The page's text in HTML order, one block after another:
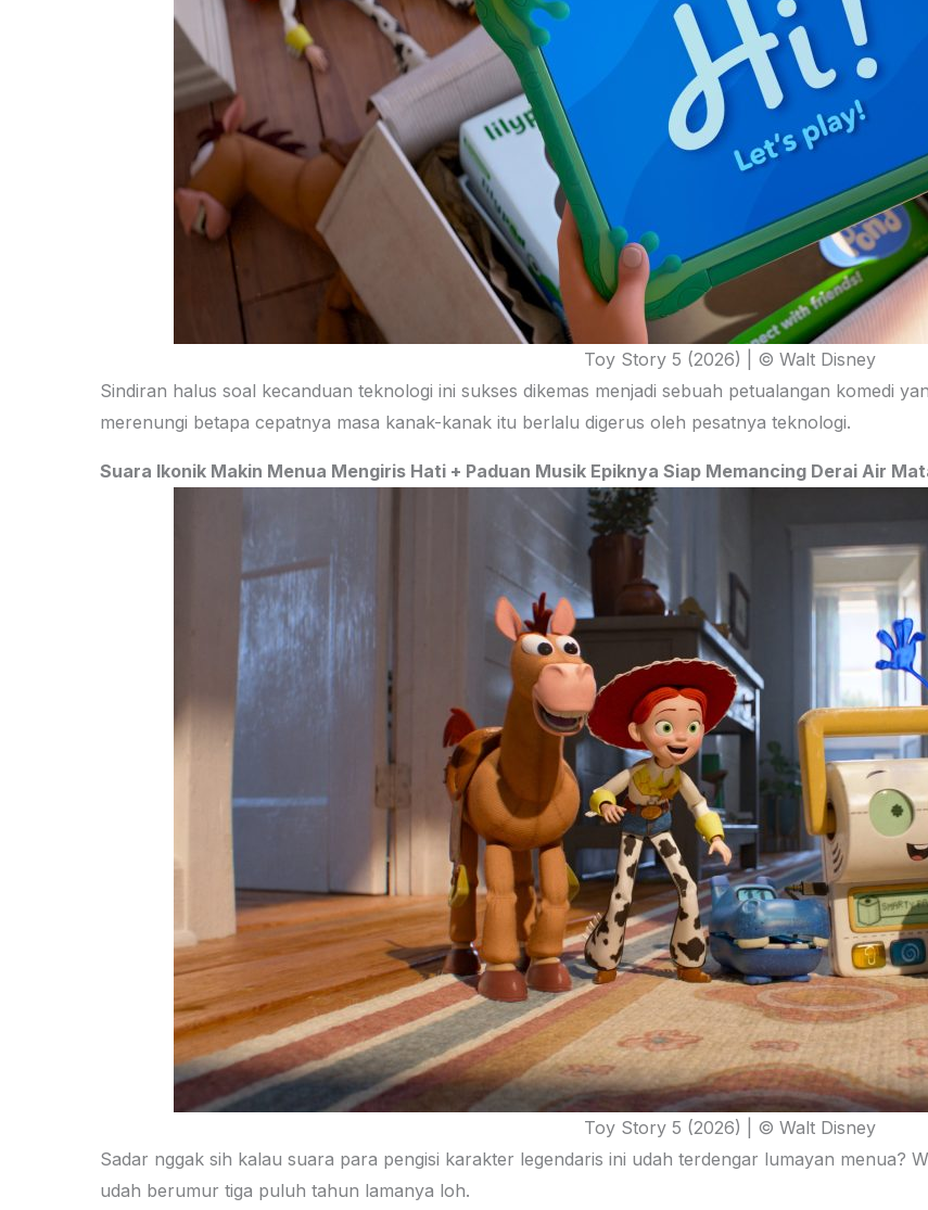
Toy Story 5 (2026) | © Walt Disney
Sindiran halus soal kecanduan teknologi ini sukses dikemas menjadi sebuah petualangan komedi
merenungi betapa cepatnya masa kanak-kanak itu berlalu digerus oleh pesatnya teknologi.
Suara Ikonik Makin Menua Mengiris Hati + Paduan Musik Epiknya Siap Memancing Derai Air
Toy Story 5 (2026) | © Walt Disney
Sadar nggak sih kalau suara para pengisi karakter legendaris ini udah terdengar lumayan menua?
udah berumur tiga puluh tahun lamanya loh.